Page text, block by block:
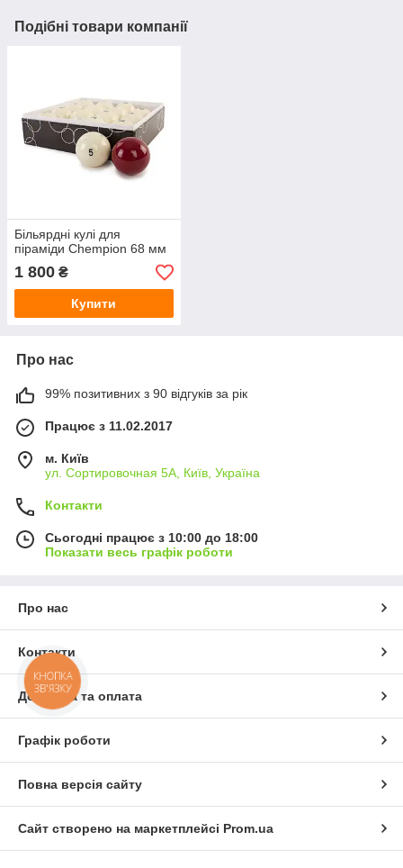
Подібні товари компанії
Більярдні кулі для
піраміди Chempion 68 мм
1 800 ₴
Купити
Про нас
99% позитивних з 90 відгуків за рік
Працює з 11.02.2017
м. Київ
ул. Сортировочная 5А, Київ, Україна
Контакти
Сьогодні працює з 10:00 до 18:00
Показати весь графік роботи
Про нас
Контакти
Доставка та оплата
Графік роботи
Повна версія сайту
Сайт створено на маркетплейсі Prom.ua
КНОПКА
ЗВ'ЯЗКУ